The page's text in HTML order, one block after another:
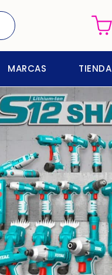
MARCAS TIENDA